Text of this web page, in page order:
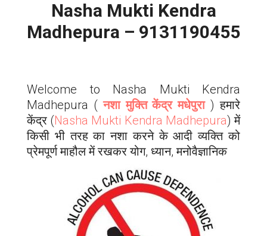
Nasha Mukti Kendra
Madhepura – 9131190455
Welcome to Nasha Mukti Kendra
Madhepura (नशा मुक्ति केंद्र मधेपुरा) हमारे
केंद्र (Nasha Mukti Kendra Madhepura) में
किसी भी तरह का नशा करने के आदी व्यक्ति को
प्रेमपूर्ण माहौल में रखकर योग, ध्यान, मनोवैज्ञानिक